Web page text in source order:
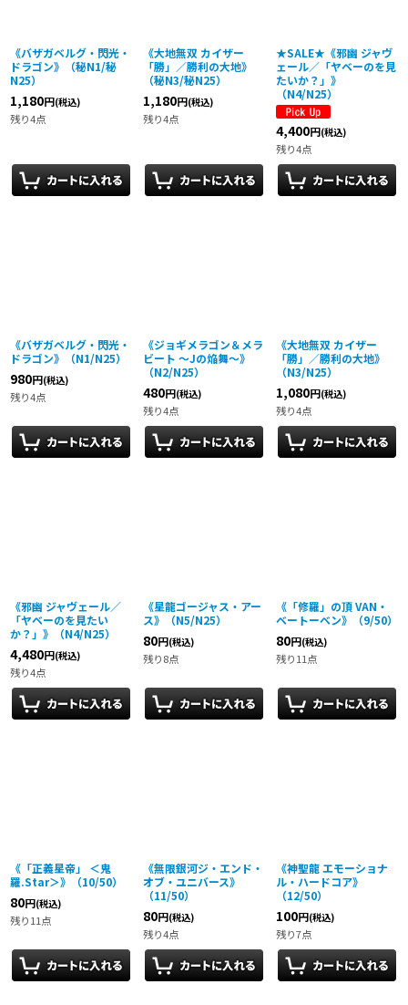
《バザガベルグ・閃光・
ドラゴン》（秘N1/秘
N25）
1,180円(税込)
残り4点
《大地無双 カイザー
「勝」／勝利の大地》
（秘N3/秘N25）
1,180円(税込)
残り4点
★SALE★《邪幽 ジャヴ
ェール／「ヤベーのを見
たいか？」》
（N4/N25）
4,400円(税込)
残り4点
《バザガベルグ・閃光・
ドラゴン》（N1/N25）
980円(税込)
残り4点
《ジョギメラゴン＆メラ
ビート 〜Jの焔舞〜》
（N2/N25）
480円(税込)
残り4点
《大地無双 カイザー
「勝」／勝利の大地》
（N3/N25）
1,080円(税込)
残り4点
《邪幽 ジャヴェール／
「ヤベーのを見たい
か？」》（N4/N25）
4,480円(税込)
残り4点
《星龍ゴージャス・アー
ス》（N5/N25）
80円(税込)
残り8点
《「修羅」の頂 VAN・
ベートーベン》（9/50）
80円(税込)
残り11点
《「正義星帝」 ＜鬼
羅.Star＞》（10/50）
80円(税込)
残り11点
《無限銀河ジ・エンド・
オブ・ユニバース》
（11/50）
80円(税込)
残り4点
《神聖龍 エモーショナ
ル・ハードコア》
（12/50）
100円(税込)
残り7点